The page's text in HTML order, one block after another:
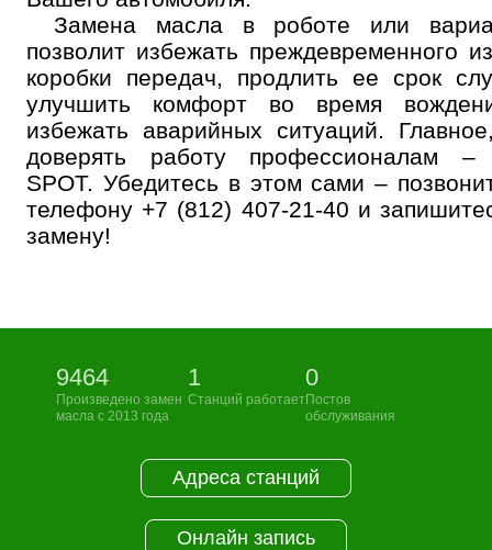
Замена масла в роботе или
позволит избежать преждевременного
коробки передач, продлить ее срок
улучшить комфорт во время
избежать аварийных ситуаций.
доверять работу профессионалам
SPOT. Убедитесь в этом сами –
телефону +7 (812) 407-21-40 и
замену!
9464
Произведено замен
масла с 2013 года
1
Станций работает
0
Постов
обслуживания
Адреса станций
Онлайн запись